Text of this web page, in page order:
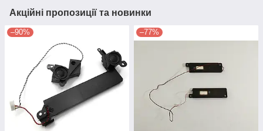
Акційні пропозиції та новинки
–90% –77%